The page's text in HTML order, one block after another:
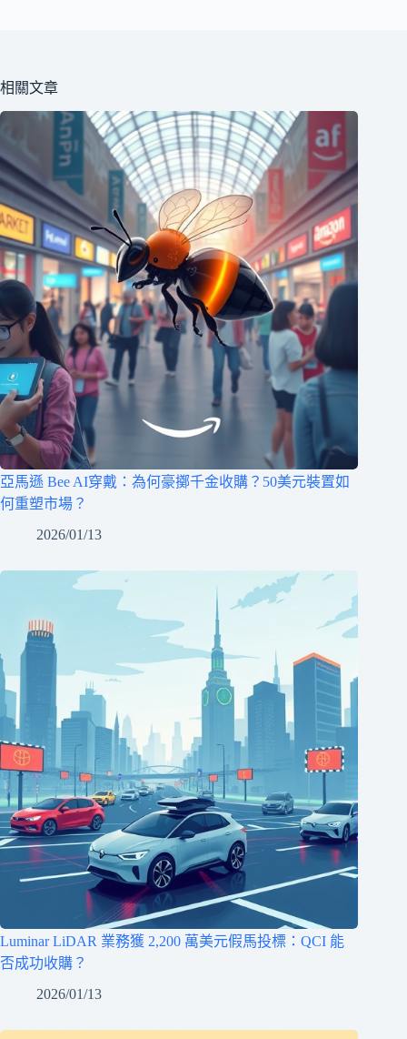
相關文章
亞馬遜 Bee AI穿戴：為何豪擲千金收購？50美元裝置如
何重塑市場？
2026/01/13
Luminar LiDAR 業務獲 2,200 萬美元假馬投標：QCI 能
否成功收購？
2026/01/13